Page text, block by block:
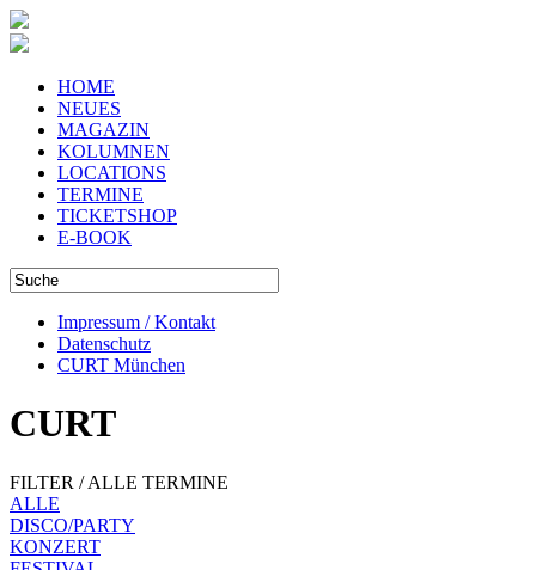
HOME
NEUES
MAGAZIN
KOLUMNEN
LOCATIONS
TERMINE
TICKETSHOP
E-BOOK
Impressum / Kontakt
Datenschutz
CURT München
CURT
FILTER / ALLE TERMINE
ALLE
DISCO/PARTY
KONZERT